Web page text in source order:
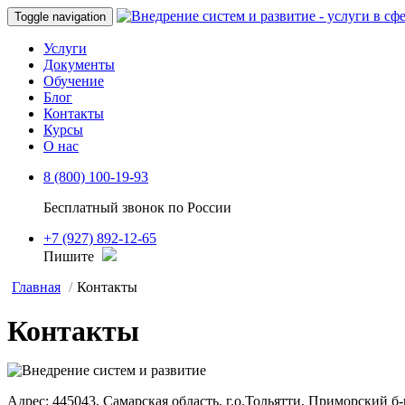
Toggle navigation
Услуги
Документы
Обучение
Блог
Контакты
Курсы
О нас
8 (800) 100-19-93
Бесплатный звонок по России
+7 (927) 892-12-65
Пишите
Главная
Контакты
Контакты
Адрес: 445043, Самарская область, г.о.Тольятти, Приморский б-